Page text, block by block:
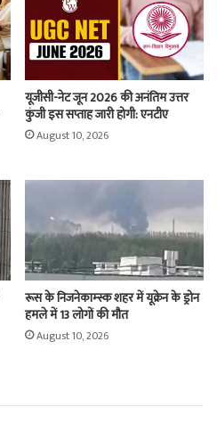
यूजीसी-नेट जून 2026 की अनंतिम उत्तर
कुंजी इस सप्ताह जारी होगी: एनटीए
August 10, 2026
रूस के निजनेकाम्स्क शहर में यूक्रेन के ड्रोन
हमले में 13 लोगों की मौत
August 10, 2026